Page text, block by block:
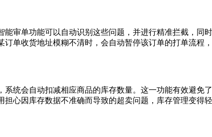
单功能可以自动识别这些问题，并进行精准拦截，同时
单收货地址模糊不清时，会自动暂停该订单的打单流程
会自动扣减相应商品的库存数量。这一功能有效避免了
心因库存数据不准确而导致的超卖问题，库存管理变得轻